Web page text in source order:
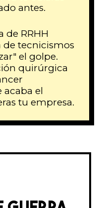
antes.
de RRHH
de tecnicismos
el golpe.
quirúrgica
acaba el
tu empresa.